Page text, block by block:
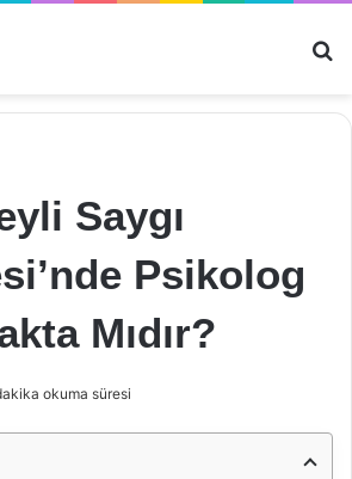
Saygı
Psikolog
Mıdır?
okuma süresi